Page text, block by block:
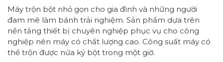
Máy trộn bột nhỏ gọn cho gia đình và những người
đam mê làm bánh trải nghiệm. Sản phẩm dựa trên
nền tảng thiết bị chuyên nghiệp phục vụ cho công
nghiệp nên máy có chất lượng cao. Công suất máy có
thể trộn được nửa ký bột trong một giờ.